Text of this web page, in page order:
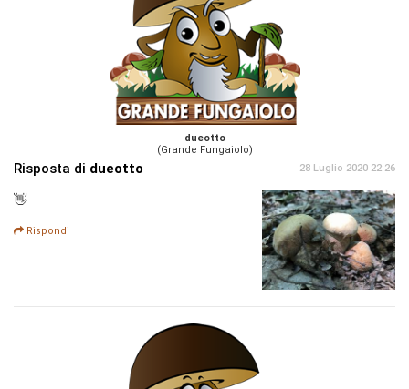
dueotto
(Grande Fungaiolo)
Risposta di dueotto 28 Luglio 2020 22:26
👋
Rispondi